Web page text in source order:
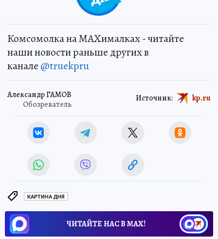
Комсомолка на MAXималках - читайте
наши новости раньше других в
канале @truekpru
Александр ГАМОВ
Обозреватель
Источник: kp.ru
КАРТИНА ДНЯ
ЧИТАЙТЕ НАС В МАХ!